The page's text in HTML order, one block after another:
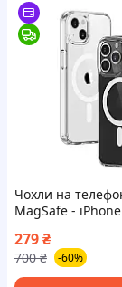
Чохли на
MagSafe -
279₴
700 ₴ -60%